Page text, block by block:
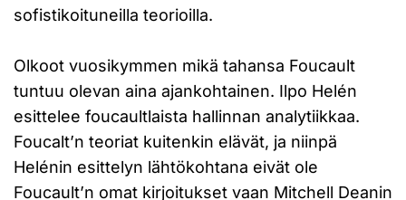
sofistikoituneilla teorioilla.
Olkoot vuosikymmen mikä tahansa Foucault
tuntuu olevan aina ajankohtainen. Ilpo Helén
esittelee foucaultlaista hallinnan analytiikkaa.
Foucalt’n teoriat kuitenkin elävät, ja niinpä
Helénin esittelyn lähtökohtana eivät ole
Foucault’n omat kirjoitukset vaan Mitchell Deanin